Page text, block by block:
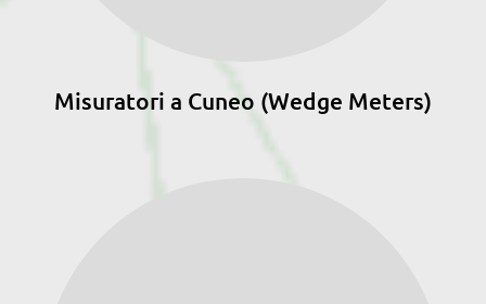
Misuratori a Cuneo (Wedge Meters)